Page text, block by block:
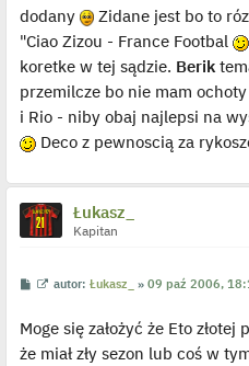
e
l
p
o
j
e
d
n
y
p
o
s
dodany
Zidane jest bo to
"Ciao Zizou - France Footbal
koretke w tej sądzie. Berik
przemilcze bo nie mam
i Rio - niby obaj najlepsi na
Deco z pewnoscią za
Łukasz_
Kapitan
P
t
W
w
i
e
autor:Łukasz_ »09 paź 2006,
Moge się założyć że Eto
że miał zły sezon lub coś w